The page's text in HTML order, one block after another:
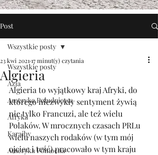
Post
Wszystkie posty
Azja
Ameryka Południowa
Afryka
Karaiby
Ameryka Północna
Wszystkie posty
Algieria
23 kwi 2021 17 minut(y) czytania
Algieria to wyjątkowy kraj Afryki, do
którego niezwykły sentyment żywią
nie tylko Francuzi, ale też wielu
Polaków. W mrocznych czasach PRLu
wielu naszych rodaków (w tym mój
ojciec i teść) pracowało w tym kraju